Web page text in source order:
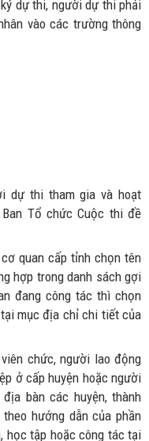
dự thi, người dự thi phải
vào các trường thông
dự thi tham gia và hoạt
Tổ chức Cuộc thi đề
quan cấp tỉnh chọn tên
hợp trong danh sách gợi
đang công tác thì chọn
tại mục địa chỉ chi tiết của
chức, người lao động
ở cấp huyện hoặc người
bàn các huyện, thành
hướng dẫn của phần
học tập hoặc công tác tại